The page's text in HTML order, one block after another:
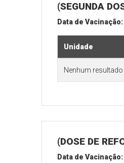
(SEGUNDA
Data de Vacinação:
Unidade
Nenhum
(DOSE DE
Data de Vacinação: